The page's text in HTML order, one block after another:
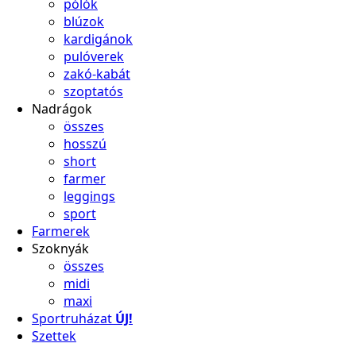
pólók
blúzok
kardigánok
pulóverek
zakó-kabát
szoptatós
Nadrágok
összes
hosszú
short
farmer
leggings
sport
Farmerek
Szoknyák
összes
midi
maxi
Sportruházat ÚJ!
Szettek